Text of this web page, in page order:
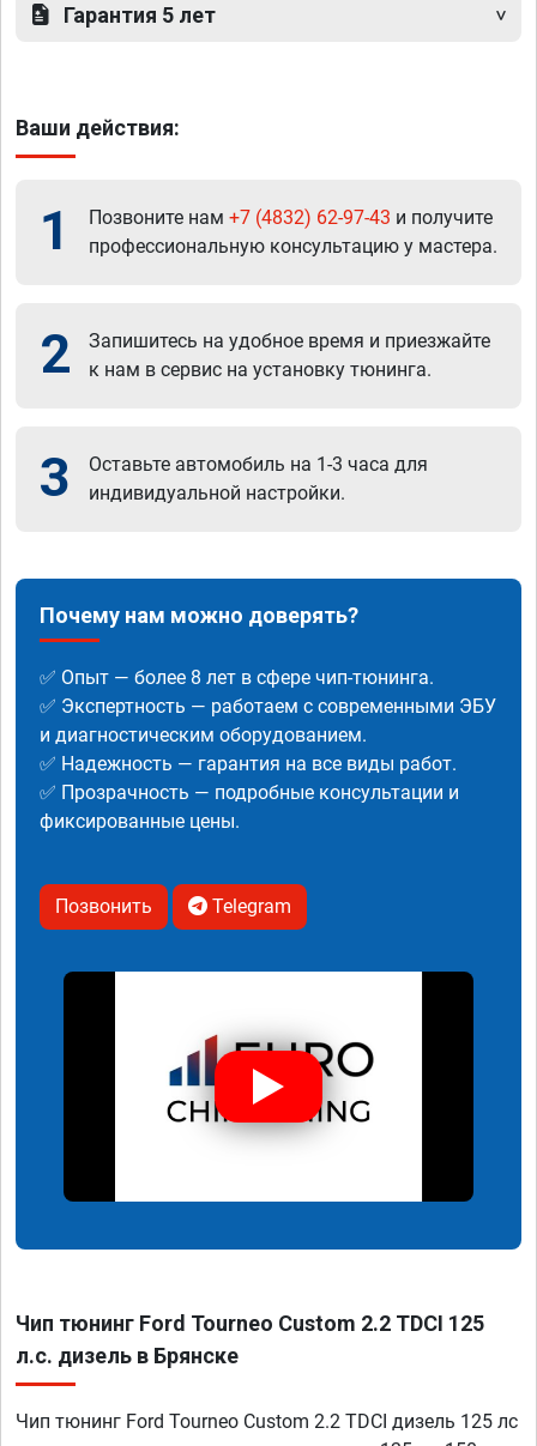
Гарантия 5 лет
Ваши действия:
1 Позвоните нам +7 (4832) 62-97-43 и получите
профессиональную консультацию у мастера.
2
Запишитесь на удобное время и приезжайте
к нам в сервис на установку тюнинга.
3
Оставьте автомобиль на 1-3 часа для
индивидуальной настройки.
Почему нам можно доверять?
✅ Опыт — более 8 лет в сфере чип-тюнинга.
✅ Экспертность — работаем с современными ЭБУ
и диагностическим оборудованием.
✅ Надежность — гарантия на все виды работ.
✅ Прозрачность — подробные консультации и
фиксированные цены.
Позвонить Telegram
Чип тюнинг Ford Tourneo Custom 2.2 TDCI 125
л.с. дизель в Брянске
Чип тюнинг Ford Tourneo Custom 2.2 TDCI дизель 125 лс